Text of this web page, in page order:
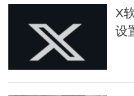
樱岛更新为玩家们带来
陆、新组织、多人
游戏
及许多其他的新资源
X
设